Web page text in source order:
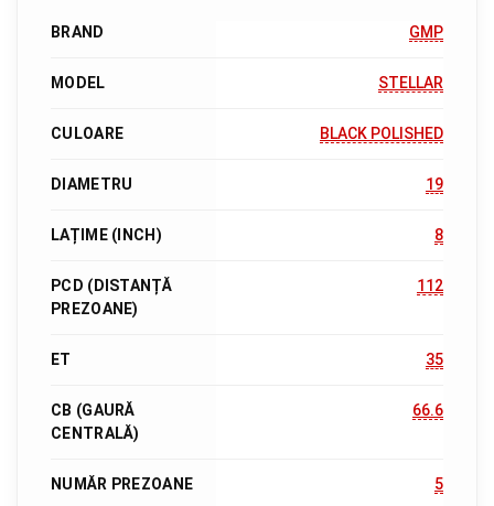
BRAND GMP
MODEL STELLAR
CULOARE BLACK POLISHED
DIAMETRU 19
LAȚIME (INCH) 8
PCD (DISTANȚĂ
PREZOANE)
112
ET 35
CB (GAURĂ
CENTRALĂ)
66.6
NUMĂR PREZOANE 5